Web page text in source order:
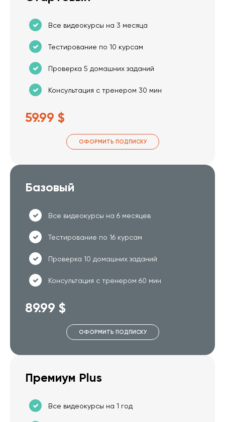
Все видеокурсы на 3 месяца
Тестирование по 10 курсам
Проверка 5 домашних заданий
Консультация с тренером 30 мин
59.99 $
ОФОРМИТЬ ПОДПИСКУ
Базовый
Все видеокурсы на 6 месяцев
Тестирование по 16 курсам
Проверка 10 домашних заданий
Консультация с тренером 60 мин
89.99 $
ОФОРМИТЬ ПОДПИСКУ
Премиум Plus
Все видеокурсы на 1 год